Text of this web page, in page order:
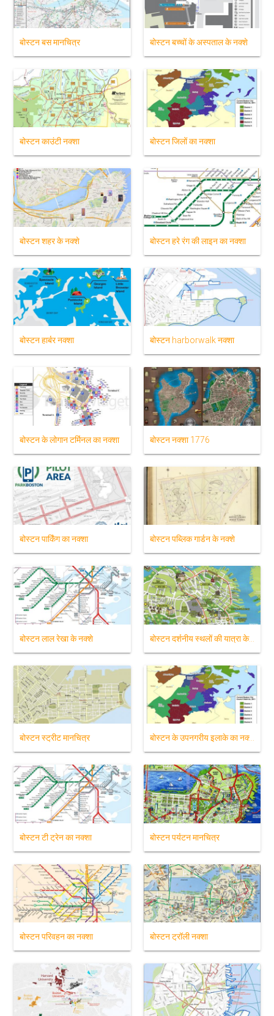
बोस्टन बस मानचित्र बोस्टन बच्चों के अस्पताल के नक्शे
बोस्टन काउंटी नक्शा बोस्टन जिलों का नक्शा
बोस्टन शहर के नक्शे बोस्टन हरे रंग की लाइन का नक्शा
बोस्टन हार्बर नक्शा बोस्टन harborwalk नक्शा
बोस्टन के लोगान टर्मिनल का नक्शा बोस्टन नक्शा 1776
बोस्टन पार्किंग का नक्शा बोस्टन पब्लिक गार्डन के नक्शे
बोस्टन लाल रेखा के नक्शे बोस्टन दर्शनीय स्थलों की यात्रा के नक्शे
बोस्टन स्ट्रीट मानचित्र बोस्टन के उपनगरीय इलाके का नक्शा
बोस्टन टी ट्रेन का नक्शा बोस्टन पर्यटन मानचित्र
बोस्टन परिवहन का नक्शा बोस्टन ट्रॉली नक्शा